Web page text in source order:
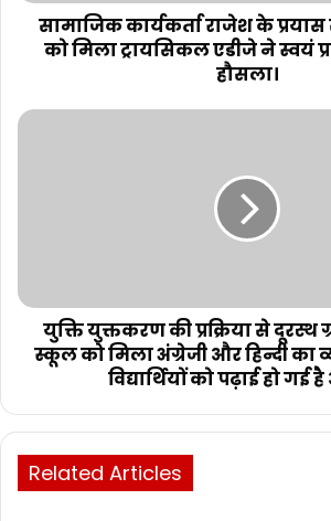
सामाजिक कार्यकर्ता राजेश के प्रयास
को मिला ट्रायसिकल एडीजे ने स्वयं
हौसला।
युक्ति युक्तकरण की प्रक्रिया से दूरस्थ
स्कूल को मिला अंग्रेजी और हिन्दी का
विद्यार्थियों को पढ़ाई हो
Related Articles